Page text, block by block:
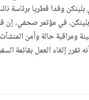
وفدا قطريا برئاسة
في مؤتمر صحفي، إن
ومراقبة حالة وأمن
تقرر إلغاء العمل بقائمة